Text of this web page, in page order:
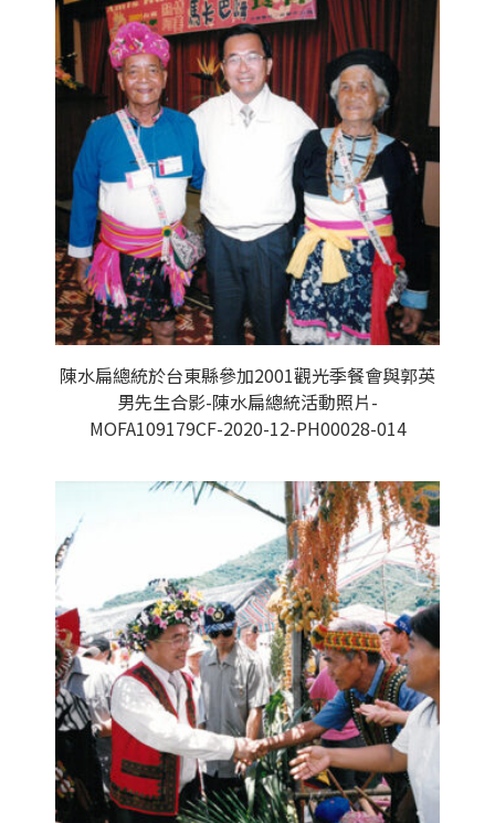
陳水扁總統於台東縣參加2001觀光季餐會與郭英
男先生合影-陳水扁總統活動照片-
MOFA109179CF-2020-12-PH00028-014